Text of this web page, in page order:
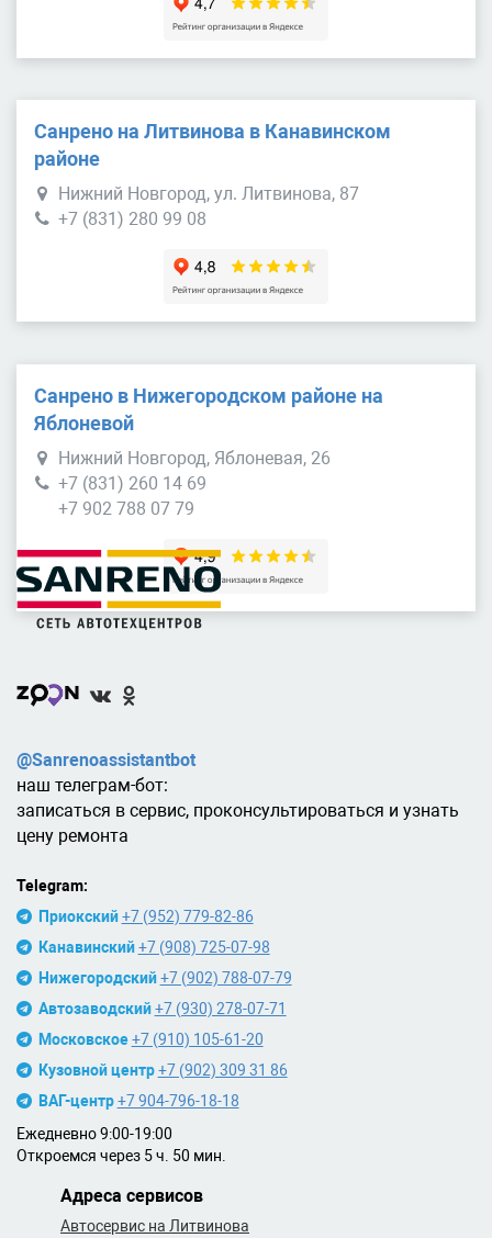
Санрено на Литвинова в Канавинском
районе
Нижний Новгород, ул. Литвинова, 87
+7 (831) 280 99 08
Санрено в Нижегородском районе на
Яблоневой
Нижний Новгород, Яблоневая, 26
+7 (831) 260 14 69
+7 902 788 07 79
@Sanrenoassistantbot
наш телеграм-бот:
записаться в сервис, проконсультироваться и узнать
цену ремонта
Telegram:
Приокский +7 (952) 779-82-86
Канавинский +7 (908) 725-07-98
Нижегородский +7 (902) 788-07-79
Автозаводский +7 (930) 278-07-71
Московское +7 (910) 105-61-20
Кузовной центр +7 (902) 309 31 86
ВАГ-центр +7 904-796-18-18
Ежедневно 9:00-19:00
Откроемся через 5 ч. 50 мин.
Адреса сервисов
Автосервис на Литвинова